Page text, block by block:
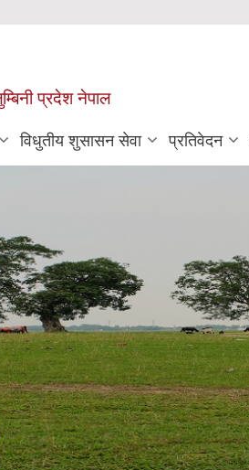
प्रदेश नेपाल
विधुतीय शुसासन सेवा प्रतिवेदन